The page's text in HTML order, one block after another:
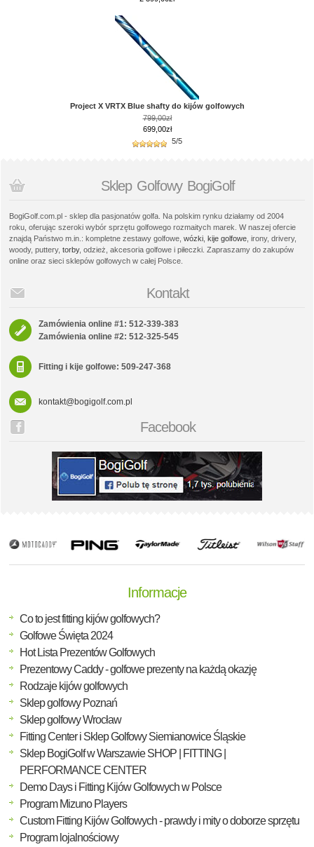
Project X VRTX Blue shafty do kijów golfowych
799,00zł
699,00zł
5/5
Sklep Golfowy BogiGolf
BogiGolf.com.pl - sklep dla pasjonatów golfa. Na polskim rynku działamy od 2004
roku, oferując szeroki wybór sprzętu golfowego rozmaitych marek. W naszej ofercie
znajdą Państwo m.in.: kompletne zestawy golfowe, wózki kije golfowe , irony, drivery,
woody, puttery, torby, odzież, akcesoria golfowe i piłeczki. Zapraszamy do zakupów
online oraz sieci sklepów golfowych w całej Polsce.
Kontakt
Zamówienia online #1: 512-339-383
Zamówienia online #2: 512-325-545
Fitting i kije golfowe: 509-247-368
kontakt@bogigolf.com.pl
Facebook
Informacje
Co to jest fitting kijów golfowych?
Golfowe Święta 2024
Hot Lista Prezentów Golfowych
Prezentowy Caddy - golfowe prezenty na każdą okazję
Rodzaje kijów golfowych
Sklep golfowy Poznań
Sklep golfowy Wrocław
Fitting Center i Sklep Golfowy Siemianowice Śląskie
Sklep BogiGolf w Warszawie SHOP | FITTING |
PERFORMANCE CENTER
Demo Days i Fitting Kijów Golfowych w Polsce
Program Mizuno Players
Custom Fitting Kijów Golfowych - prawdy i mity o doborze sprzętu
Program lojalnościowy